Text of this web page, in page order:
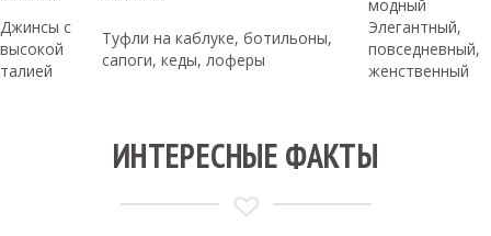
модный
Джинсы с
высокой
талией
Туфли на каблуке, ботильоны,
сапоги, кеды, лоферы
Элегантный,
повседневный,
женственный
ИНТЕРЕСНЫЕ ФАКТЫ